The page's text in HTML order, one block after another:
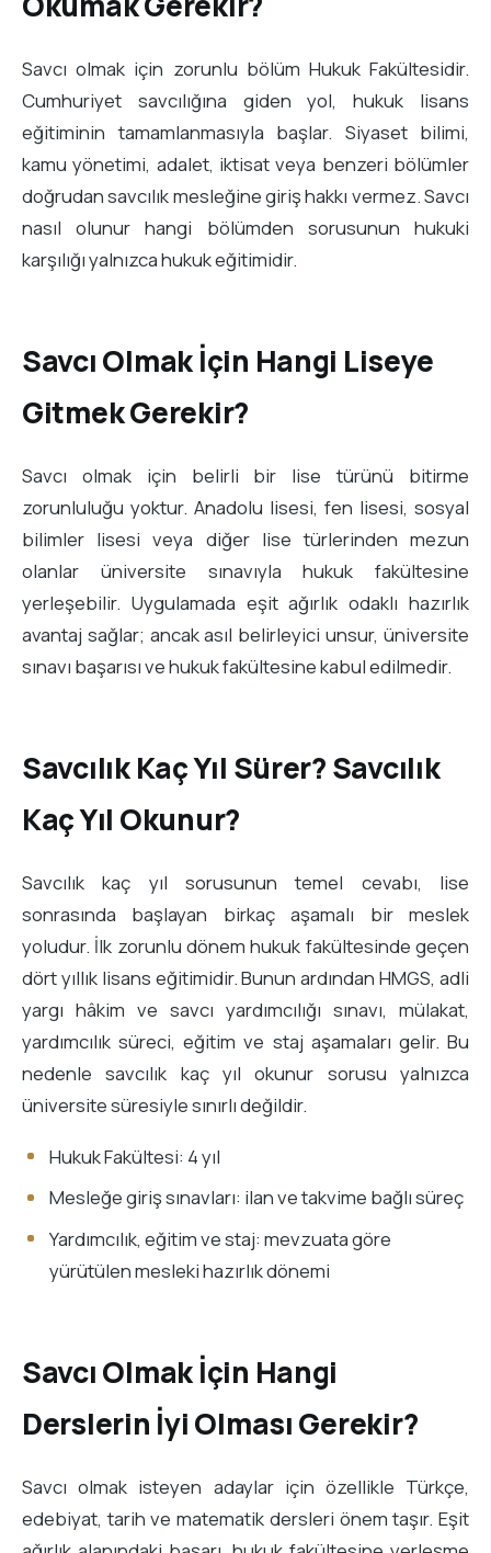
Savcı olmak için zorunlu bölüm Hukuk Fakültesidir.
Cumhuriyet savcılığına giden yol, hukuk lisans
eğitiminin tamamlanmasıyla başlar. Siyaset bilimi,
kamu yönetimi, adalet, iktisat veya benzeri bölümler
doğrudan savcılık mesleğine giriş hakkı vermez. Savcı
nasıl olunur hangi bölümden sorusunun hukuki
karşılığı yalnızca hukuk eğitimidir.
Savcı Olmak İçin Hangi Liseye
Gitmek Gerekir?
Savcı olmak için belirli bir lise türünü bitirme
zorunluluğu yoktur. Anadolu lisesi, fen lisesi, sosyal
bilimler lisesi veya diğer lise türlerinden mezun
olanlar üniversite sınavıyla hukuk fakültesine
yerleşebilir. Uygulamada eşit ağırlık odaklı hazırlık
avantaj sağlar; ancak asıl belirleyici unsur, üniversite
sınavı başarısı ve hukuk fakültesine kabul edilmedir.
Savcılık Kaç Yıl Sürer? Savcılık
Kaç Yıl Okunur?
Savcılık kaç yıl sorusunun temel cevabı, lise
sonrasında başlayan birkaç aşamalı bir meslek
yoludur. İlk zorunlu dönem hukuk fakültesinde geçen
dört yıllık lisans eğitimidir. Bunun ardından HMGS, adli
yargı hâkim ve savcı yardımcılığı sınavı, mülakat,
yardımcılık süreci, eğitim ve staj aşamaları gelir. Bu
nedenle savcılık kaç yıl okunur sorusu yalnızca
üniversite süresiyle sınırlı değildir.
Hukuk Fakültesi: 4 yıl
Mesleğe giriş sınavları: ilan ve takvime bağlı süreç
Yardımcılık, eğitim ve staj: mevzuata göre
yürütülen mesleki hazırlık dönemi
Savcı Olmak İçin Hangi
Derslerin İyi Olması Gerekir?
Savcı olmak isteyen adaylar için özellikle Türkçe,
edebiyat, tarih ve matematik dersleri önem taşır. Eşit